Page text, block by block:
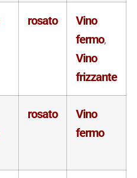
rosato
Vino
fermo,
Vino
frizzante
rosato
Vino
fermo